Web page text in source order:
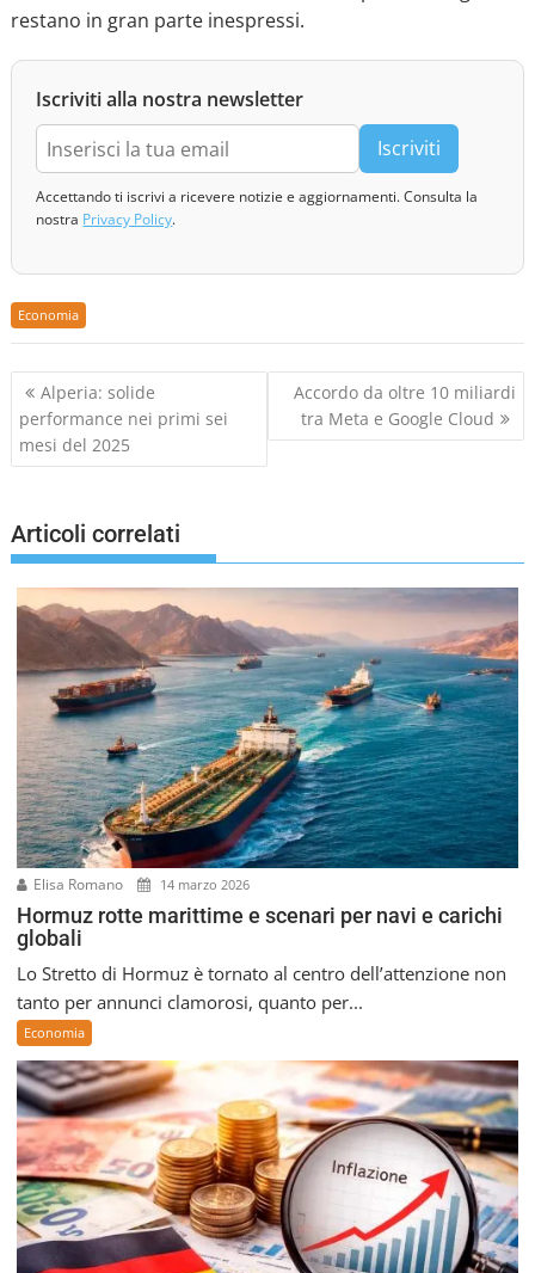
restano in gran parte inespressi.
Iscriviti alla nostra newsletter
Iscriviti
Accettando ti iscrivi a ricevere notizie e aggiornamenti. Consulta la
nostra Privacy Policy.
Economia
N
a
v
i
a
z
o
a
i
c
o
l
i
Alperia: solide
performance nei primi sei
mesi del 2025
Accordo da oltre 10 miliardi
tra Meta e Google Cloud
Articoli correlati
Elisa Romano 14 marzo 2026
Hormuz rotte marittime e scenari per navi e carichi
globali
Lo Stretto di Hormuz è tornato al centro dell’attenzione non
tanto per annunci clamorosi, quanto per...
Economia